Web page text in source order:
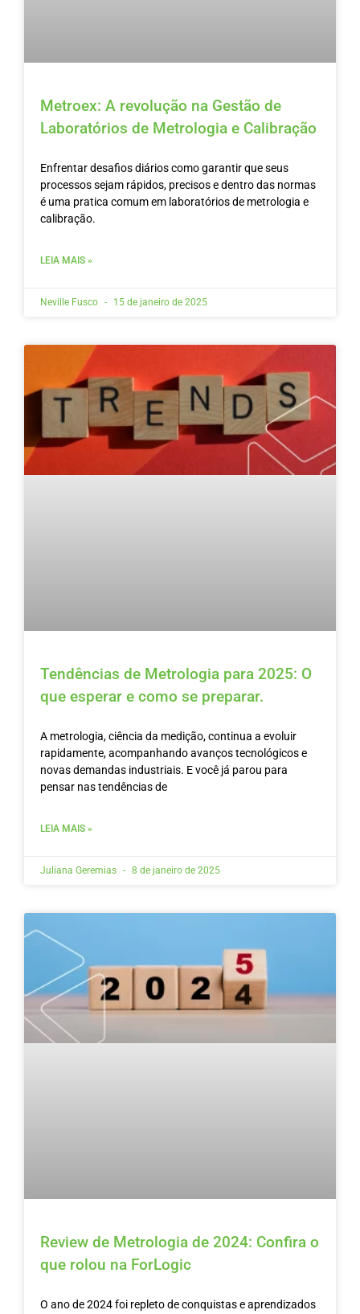
Metroex: A revolução na Gestão de
Laboratórios de Metrologia e Calibração
Enfrentar desafios diários como garantir que seus
processos sejam rápidos, precisos e dentro das normas
é uma pratica comum em laboratórios de metrologia e
calibração.
LEIA MAIS »
Neville Fusco 15 de janeiro de 2025
Tendências de Metrologia para 2025: O
que esperar e como se preparar.
A metrologia, ciência da medição, continua a evoluir
rapidamente, acompanhando avanços tecnológicos e
novas demandas industriais. E você já parou para
pensar nas tendências de
LEIA MAIS »
Juliana Geremias 8 de janeiro de 2025
Review de Metrologia de 2024: Confira o
que rolou na ForLogic
O ano de 2024 foi repleto de conquistas e aprendizados